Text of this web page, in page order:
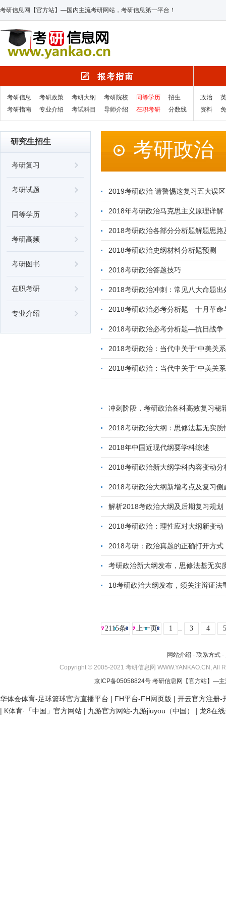
考研信息网【官方站】—国内主流考研网站，考研信息第一平台！
考研信息 考研政策 考研大纲 考研院校 同等学历
招生
考研指南
专业介绍 考试科目 导师介绍 在职考研 分数线
政治
资料
研究生招生
考研复习
考研试题
同等学历
考研高频
考研图书
在职考研
专业介绍
考研政治
2019考研政治 请警惕这复习五大误区
2018年考研政治马克思主义原理详解
2018考研政治各部分分析题解题思路
2018考研政治史纲材料分析题预测
2018考研政治答题技巧
2018考研政治冲刺：常见八大命题出
2018考研政治必考分析题—十月革命
2018考研政治必考分析题—抗日战争
2018考研政治：当代中关于“中美关
2018考研政治：当代中关于“中美关
冲刺阶段，考研政治各科高效复习秘
2018考研政治大纲：思修法基无实质
2018年中国近现代纲要学科综述
2018考研政治新大纲学科内容变动分
2018考研政治大纲新增考点及复习侧
解析2018考政治大纲及后期复习规划
2018考研政治：理性应对大纲新变动
2018考研：政治真题的正确打开方式
考研政治新大纲发布，思修法基无实
18考研政治大纲发布，须关注辩证法
2115条 上一页 1 .. 3 4 5
网站介绍 - 联系方式 -
Copyright © 2005-2021 考研信息网 WWW.YANKAO.CN,
京ICP备05058824号 考研信息网 【官方站】—
华体会体育-足球篮球官方直播平台 | FH平台-FH网页版 | 开云官方注册-
| K体育·「中国」官方网站 | 九游官方网站-九游jiuyou（中国） | 龙8在